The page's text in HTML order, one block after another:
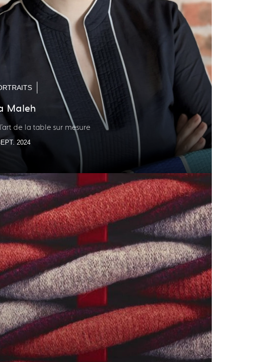
Maleh
de la table sur mesure
2024